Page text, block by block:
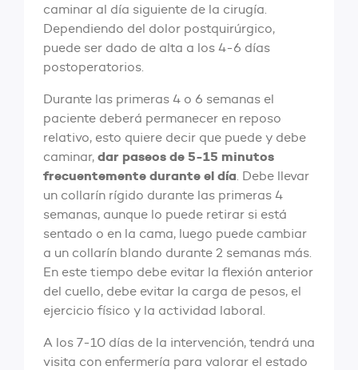
caminar al día siguiente de la cirugía.
Dependiendo del dolor postquirúrgico,
puede ser dado de alta a los 4-6 días
postoperatorios.
Durante las primeras 4 o 6 semanas el
paciente deberá permanecer en reposo
relativo, esto quiere decir que puede y debe
caminar, dar paseos de 5-15 minutos
frecuentemente durante el día . Debe llevar
un collarín rígido durante las primeras 4
semanas, aunque lo puede retirar si está
sentado o en la cama, luego puede cambiar
a un collarín blando durante 2 semanas más.
En este tiempo debe evitar la flexión anterior
del cuello, debe evitar la carga de pesos, el
ejercicio físico y la actividad laboral.
A los 7-10 días de la intervención, tendrá una
visita con enfermería para valorar el estado